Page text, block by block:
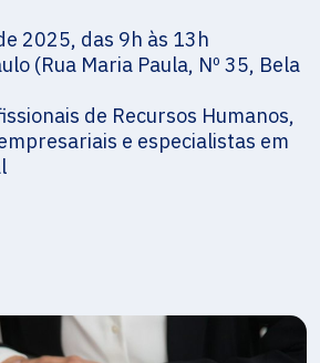
2025, das 9h às 13h
(Rua Maria Paula, Nº 35, Bela
de Recursos Humanos,
e especialistas em